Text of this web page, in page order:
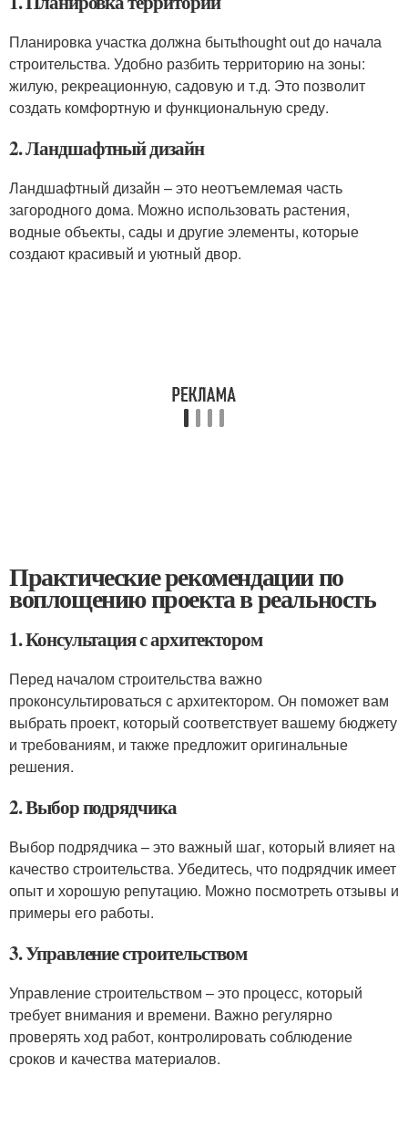
Планировка участка должна бытьthought out до начала
строительства. Удобно разбить территорию на зоны:
жилую, рекреационную, садовую и т.д. Это позволит
создать комфортную и функциональную среду.
2. Ландшафтный дизайн
Ландшафтный дизайн – это неотъемлемая часть
загородного дома. Можно использовать растения,
водные объекты, сады и другие элементы, которые
создают красивый и уютный двор.
Практические рекомендации по
воплощению проекта в реальность
1. Консультация с архитектором
Перед началом строительства важно
проконсультироваться с архитектором. Он поможет вам
выбрать проект, который соответствует вашему бюджету
и требованиям, и также предложит оригинальные
решения.
2. Выбор подрядчика
Выбор подрядчика – это важный шаг, который влияет на
качество строительства. Убедитесь, что подрядчик имеет
опыт и хорошую репутацию. Можно посмотреть отзывы и
примеры его работы.
3. Управление строительством
Управление строительством – это процесс, который
требует внимания и времени. Важно регулярно
проверять ход работ, контролировать соблюдение
сроков и качества материалов.